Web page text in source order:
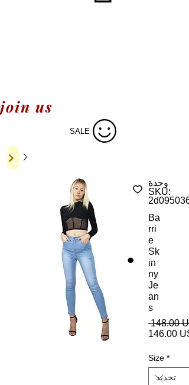
join us
SALE
وحدة
SKU:
2d095036
Ba
rri
e
Sk
in
ny
Je
an
s
Size *